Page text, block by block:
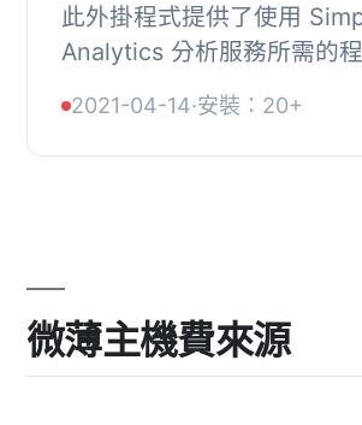
此外掛程式提供了使用
Analytics 分析服務所需的
分析中，加入 Simple
事件追蹤程式碼...
2021-04-14·安裝：20+
微薄主機費來源